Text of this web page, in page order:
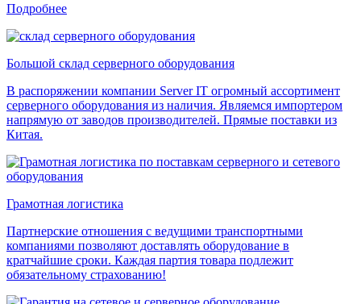
Подробнее
Большой склад серверного оборудования
В распоряжении компании Server IT огромный ассортимент
серверного оборудования из наличия. Являемся импортером
напрямую от заводов производителей. Прямые поставки из
Китая.
Грамотная логистика
Партнерские отношения с ведущими транспортными
компаниями позволяют доставлять оборудование в
кратчайшие сроки. Каждая партия товара подлежит
обязательному страхованию!